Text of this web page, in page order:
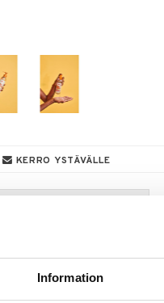
Information
KERRO YSTÄVÄLLE
ole nopea -